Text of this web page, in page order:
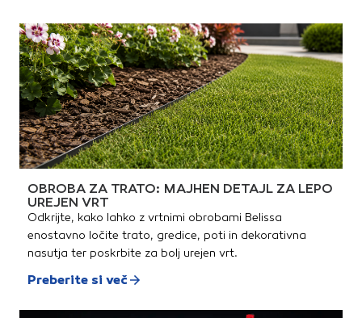
OBROBA ZA TRATO: MAJHEN DETAJL ZA LEPO
UREJEN VRT
Odkrijte, kako lahko z vrtnimi obrobami Belissa
enostavno ločite trato, gredice, poti in dekorativna
nasutja ter poskrbite za bolj urejen vrt.
Preberite si več